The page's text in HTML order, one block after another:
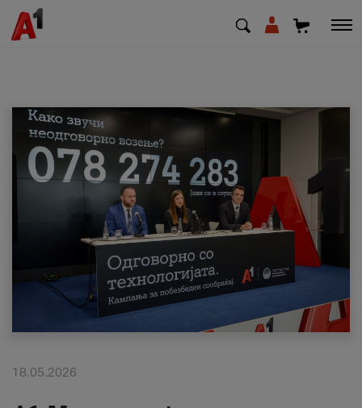
МК EN SQ
Деловни
Поддршка
Надополни кредит
18.05.2026